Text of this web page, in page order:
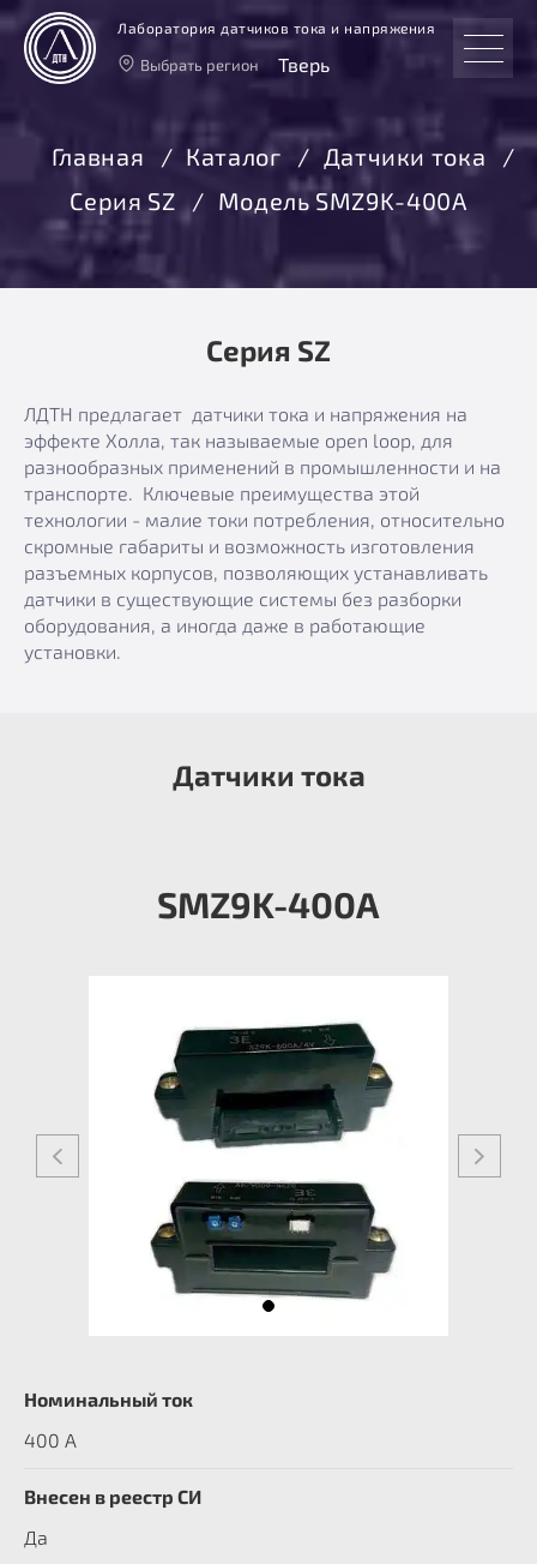
Лаборатория датчиков тока и напряжения
Выбрать регион Тверь
Москва
Санкт-Петербург
Екатеринбург
Новосибирск
Главная Каталог
Датчики тока
Серия SZ
Модель SMZ9K-400А
Серия SZ
ЛДТН предлагает датчики тока и напряжения на
эффекте Холла, так называемые open loop, для
разнообразных применений в промышленности и на
транспорте. Ключевые преимущества этой
технологии - малие токи потребления, относительно
скромные габариты и возможность изготовления
разъемных корпусов, позволяющих устанавливать
датчики в существующие системы без разборки
оборудования, а иногда даже в работающие
установки.
Датчики тока
SMZ9K-400А
Номинальный ток
400 А
Внесен в реестр СИ
Да